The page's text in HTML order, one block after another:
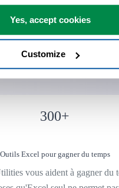
Yes, accept cookies
Customize
dans plus de 28 500
300+
Outils Excel pour gagner du temps
vous aident à gagner du